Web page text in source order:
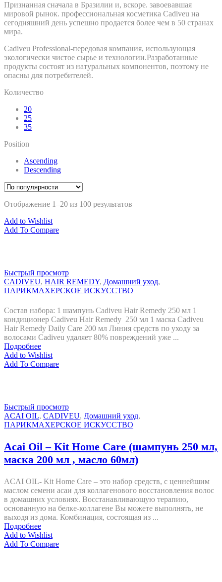
Признанная сначала в Бразилии и, вскоре. завоевавшая
мировой рынок. профессиональная косметика Cadiveu на
сегодняшний день успешно продается более чем в 50 странах
мира.
Cadiveu Professional-передовая компания, использующая
экологически чистое сырье и технологии.Разработанные
продукты состоят из натуральных компонентов, поэтому не
опасны для потребителей.
Количество
20
25
35
Position
Ascending
Descending
Отображение 1–20 из 100 результатов
Add to Wishlist
Add To Compare
Быстрый просмотр
CADIVEU, HAIR REMEDY, Домашний уход,
ПАРИКМАХЕРСКОЕ ИСКУССТВО
Состав набора: 1 шампунь Cadiveu Hair Remedy 250 мл 1
кондиционер Cadiveu Hair Remedy 250 мл 1 маска Cadiveu
Hair Remedy Daily Care 200 мл Линия средств по уходу за
волосами Cadiveu удаляет 80% повреждений уже ...
Подробнее
Add to Wishlist
Add To Compare
Быстрый просмотр
ACAI OIL, CADIVEU, Домашний уход,
ПАРИКМАХЕРСКОЕ ИСКУССТВО
Acai Oil – Kit Home Care (шампунь 250 мл,
маска 200 мл , масло 60мл)
ACAI OIL- Kit Home Care – это набор средств, с ценнейшим
маслом семени асаи для коллагенового восстановления волос
в домашних условиях. Восстанавливающую терапию,
основанную на белке-коллагене Вы можете выполнять, не
выходя из дома. Комбинация, состоящая из ...
Подробнее
Add to Wishlist
Add To Compare